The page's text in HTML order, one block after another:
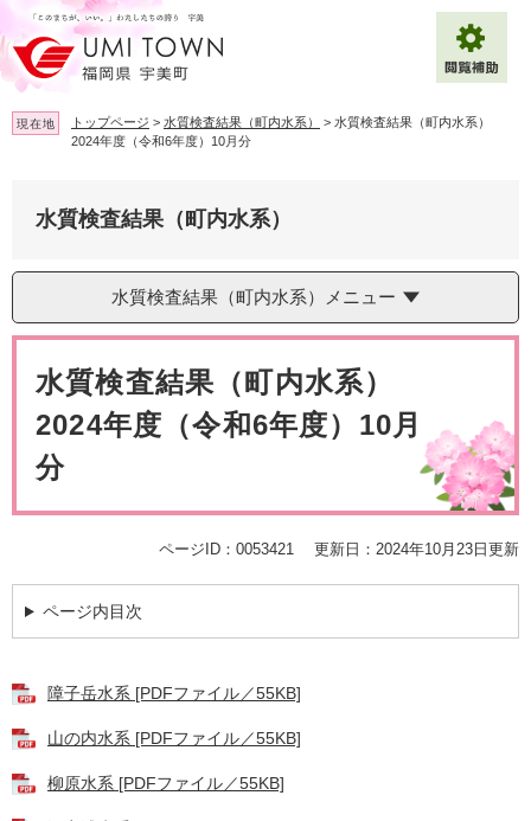
ー
ジ
の
先
頭
ニ
ュ
ー
を
飛
背景色変更 白 黒
Multilingual（English・中文・한글）
現在地 トップページ > 水質検査結果（町内水系） > 水質検査結果（町内水系）
2024年度（令和6年度）10月分
水質検査結果（町内水系）
水質検査結果（町内水系）メニュー
水質検査結果（町内水系）
2024年度（令和6年度）10月
分
ページID：0053421 更新日：2024年10月23日更新
ページ内目次
障子岳水系 [PDFファイル／55KB]
山の内水系 [PDFファイル／55KB]
柳原水系 [PDFファイル／55KB]